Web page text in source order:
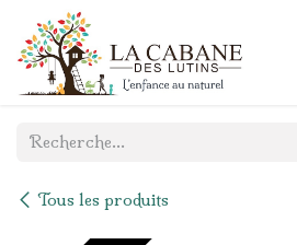
Se rendre au contenu
Tous les produits